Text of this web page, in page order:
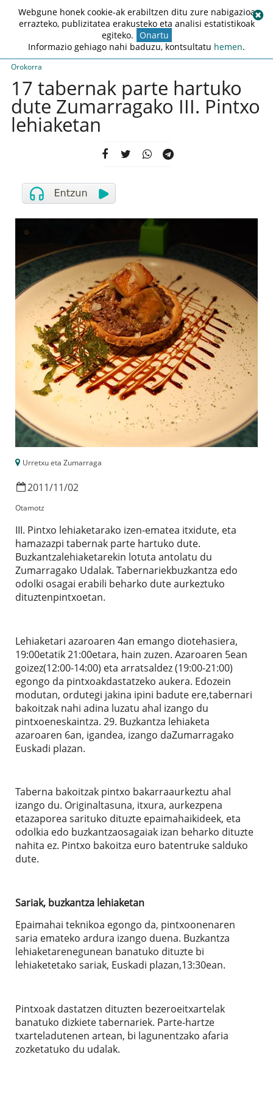
Orokorra
17 tabernak parte hartuko
dute Zumarragako III. Pintxo
lehiaketan
Urretxu eta Zumarraga
2011/11/02
Otamotz
III. Pintxo lehiaketarako izen-ematea itxidute, eta
hamazazpi tabernak parte hartuko dute.
Buzkantzalehiaketarekin lotuta antolatu du
Zumarragako Udalak. Tabernariekbuzkantza edo
odolki osagai erabili beharko dute aurkeztuko
dituztenpintxoetan.
Lehiaketari azaroaren 4an emango diotehasiera,
19:00etatik 21:00etara, hain zuzen. Azaroaren 5ean
goizez(12:00-14:00) eta arratsaldez (19:00-21:00)
egongo da pintxoakdastatzeko aukera. Edozein
modutan, ordutegi jakina ipini badute ere,tabernari
bakoitzak nahi adina luzatu ahal izango du
pintxoeneskaintza. 29. Buzkantza lehiaketa
azaroaren 6an, igandea, izango daZumarragako
Euskadi plazan.
Taberna bakoitzak pintxo bakarraaurkeztu ahal
izango du. Originaltasuna, itxura, aurkezpena
etazaporea sarituko dituzte epaimahaikideek, eta
odolkia edo buzkantzaosagaiak izan beharko dituzte
nahita ez. Pintxo bakoitza euro batentruke salduko
dute.
Sariak, buzkantza lehiaketan
Epaimahai teknikoa egongo da, pintxoonenaren
saria emateko ardura izango duena. Buzkantza
lehiaketarenegunean banatuko dituzte bi
lehiaketetako sariak, Euskadi plazan,13:30ean.
Pintxoak dastatzen dituzten bezeroeitxartelak
banatuko dizkiete tabernariek. Parte-hartze
txarteladutenen artean, bi lagunentzako afaria
zozketatuko du udalak.
Webgune honek cookie-ak erabiltzen ditu zure nabigazioa
errazteko, publizitatea erakusteko eta analisi estatistikoak
egiteko. Onartu
Informazio gehiago nahi baduzu, kontsultatu hemen.